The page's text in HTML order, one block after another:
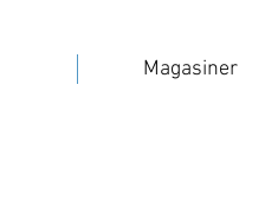
Magasiner